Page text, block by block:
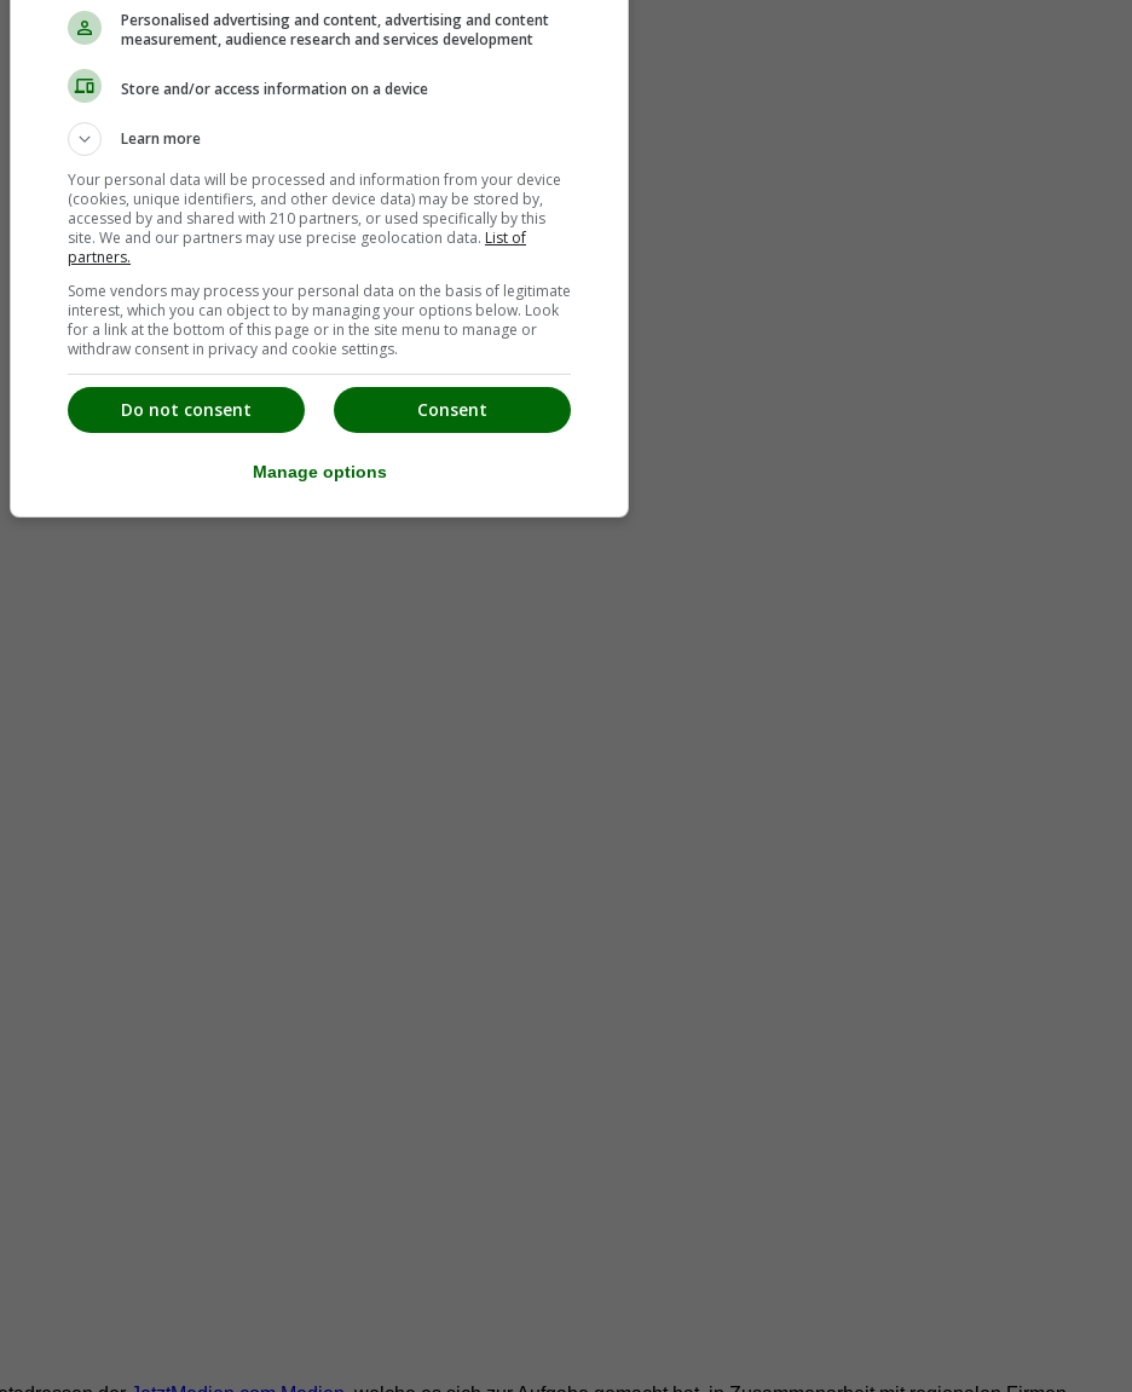
Personalised advertising and content, advertising and content
measurement, audience research and services development
Store and/or access information on a device
Learn more
Your personal data will be processed and information from your device
(cookies, unique identifiers, and other device data) may be stored by,
accessed by and shared with 210 partners, or used specifically by this
site. We and our partners may use precise geolocation data. List of
partners.
Some vendors may process your personal data on the basis of legitimate
interest, which you can object to by managing your options below. Look
for a link at the bottom of this page or in the site menu to manage or
withdraw consent in privacy and cookie settings.
Consent
Do not consent
Manage options